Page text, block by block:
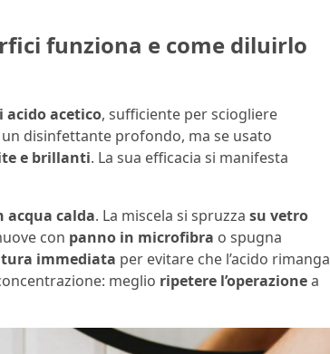
funziona e come diluirlo
acido acetico, sufficiente per sciogliere
disinfettante profondo, ma se usato
e brillanti. La sua efficacia si manifesta
acqua calda. La miscela si spruzza su vetro
con panno in microfibra o spugna
immediata per evitare che l’acido rimanga
meglio ripetere l’operazionea